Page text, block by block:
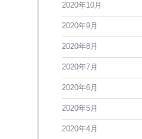
2020年10月
2020年9月
2020年8月
2020年7月
2020年6月
2020年5月
2020年4月